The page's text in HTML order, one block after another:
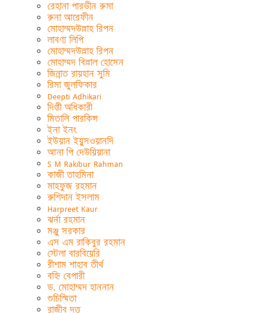
রেহানা পারভীন রুমা
রুনা আরেফীন
মোহাম্মদউল্লাহ রিপন
লাবণ্য লিপি
মোহাম্মদউল্লাহ রিপন
মোহাম্মদ বিল্লাল হোসেন
জিন্নাত রায়হান সুমি
রিমা জুলফিকার
Deepti Adhikari
দিপ্তী অধিকারী
মিতালি পারকিন্স
ইনা ইনং
ইউয়ান ইয়ুসওয়ানদি
আনা পি দেউয়িয়ানা
S M Rakibur Rahman
কাজী তাহমিনা
মাহফুজ রহমান
রুশিদান ইসলাম
Harpreet Kaur
ঝর্না রহমান
মঞ্জু সরকার
এস এম রাকিবুর রহমান
স্টেলা বারবিয়েরি
রীশাম শাহাব তীর্থ
বহ্নি বেপারী
ড. মোহাম্মদ হাননান
শুচিস্মিতা
রাজীব দত্ত